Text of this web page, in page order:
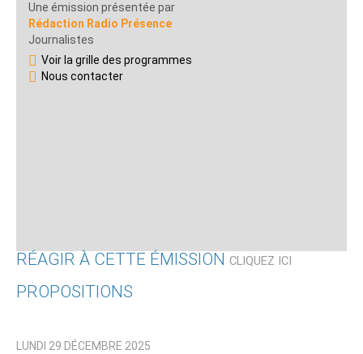
Une émission présentée par
Rédaction Radio Présence
Journalistes
Voir la grille des programmes
Nous contacter
RÉAGIR À CETTE ÉMISSION CLIQUEZ ICI
PROPOSITIONS
LUNDI 29 DÉCEMBRE 2025